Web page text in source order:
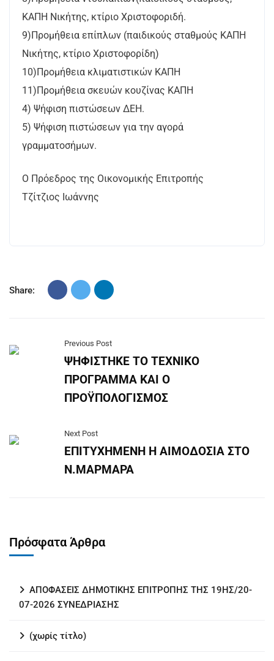
ΚΑΠΗ Νικήτης, κτίριο Χριστοφοριδή.
9)Προμήθεια επίπλων (παιδικούς σταθμούς ΚΑΠΗ
Νικήτης, κτίριο Χριστοφορίδη)
10)Προμήθεια κλιματιστικών ΚΑΠΗ
11)Προμήθεια σκευών κουζίνας ΚΑΠΗ
4) Ψήφιση πιστώσεων ΔΕΗ.
5) Ψήφιση πιστώσεων για την αγορά
γραμματοσήμων.
Ο Πρόεδρος της Οικονομικής Επιτροπής
Τζίτζιος Ιωάννης
Share:
Previous Post
ΨΗΦΙΣΤΗΚΕ ΤΟ ΤΕΧΝΙΚΟ
ΠΡΟΓΡΑΜΜΑ ΚΑΙ Ο
ΠΡΟΫΠΟΛΟΓΙΣΜΟΣ
Next Post
ΕΠΙΤΥΧΗΜΕΝΗ Η ΑΙΜΟΔΟΣΙΑ ΣΤΟ
Ν.ΜΑΡΜΑΡΑ
Πρόσφατα Άρθρα
ΑΠΟΦΑΣΕΙΣ ΔΗΜΟΤΙΚΗΣ ΕΠΙΤΡΟΠΗΣ ΤΗΣ 19ΗΣ/20-
07-2026 ΣΥΝΕΔΡΙΑΣΗΣ
(χωρίς τίτλο)